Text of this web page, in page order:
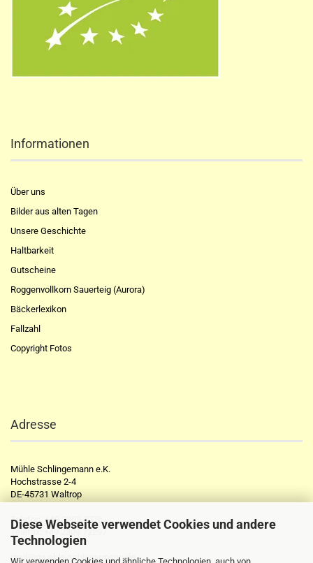
Diese Webseite verwendet Cookies und andere
Technologien
Informationen
Über uns
Bilder aus alten Tagen
Unsere Geschichte
Haltbarkeit
Gutscheine
Roggenvollkorn Sauerteig (Aurora)
Bäckerlexikon
Fallzahl
Copyright Fotos
Adresse
Mühle Schlingemann e.K.
Hochstrasse 2-4
DE-45731 Waltrop
Telefon: +49 2309 2776
Telefax: +49 2309 72297
mail@muehle-schlingemann.de